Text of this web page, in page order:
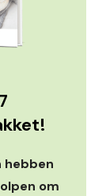
hebben
om